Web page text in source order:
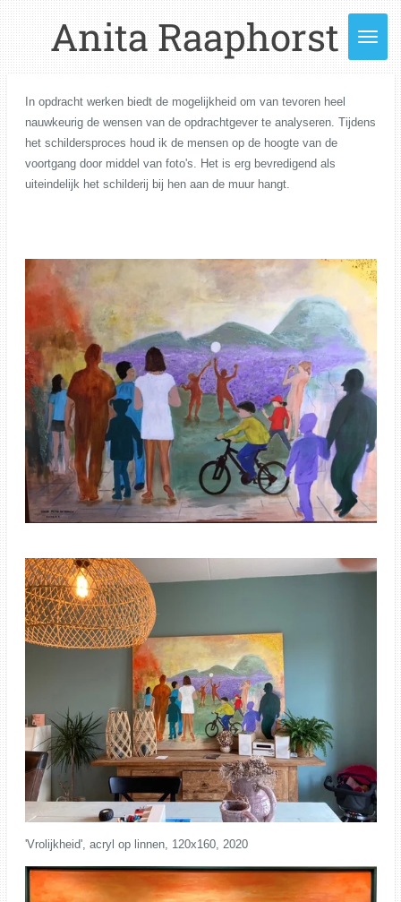
Ga
direct
naar
hoofdinhoud
Anita Raaphorst
In opdracht werken biedt de mogelijkheid om van tevoren heel
nauwkeurig de wensen van de opdrachtgever te analyseren. Tijdens
het schildersproces houd ik de mensen op de hoogte van de
voortgang door middel van foto's. Het is erg bevredigend als
uiteindelijk het schilderij bij hen aan de muur hangt.
'Vrolijkheid', acryl op linnen, 120x160, 2020